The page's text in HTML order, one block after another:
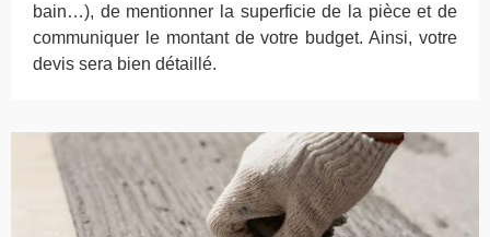
bain…), de mentionner la superficie de la pièce et de
communiquer le montant de votre budget. Ainsi, votre
devis sera bien détaillé.